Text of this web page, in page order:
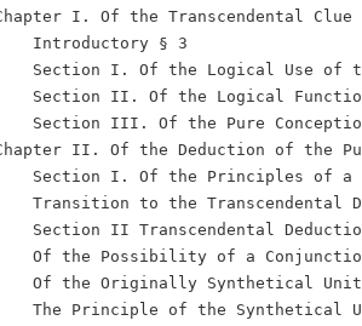
I. Of the Transcendental
Introductory § 3
Section I. Of the Logical Use of
Section II. Of the Logical
Section III. Of the Pure
II. Of the Deduction of the
Section I. Of the Principles of
Transition to the Transcendental
Section II Transcendental
Of the Possibility of a
Of the Originally Synthetical
The Principle of the Synthetical